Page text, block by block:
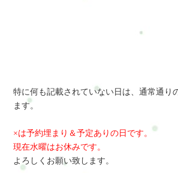
特に何も記載されていない日は、通常通り
ます。
×は予約埋まり＆予定ありの日です。
現在水曜はお休みです。
よろしくお願い致します。